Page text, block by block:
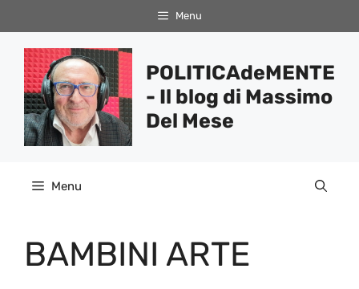
al
contenuto
Menu
POLITICAdeMENTE
- Il blog di Massimo
Del Mese
Menu
BAMBINI ARTE